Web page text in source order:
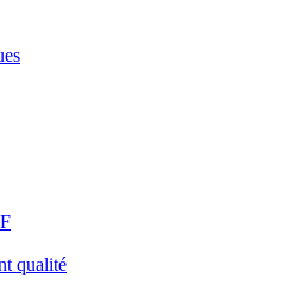
qualité